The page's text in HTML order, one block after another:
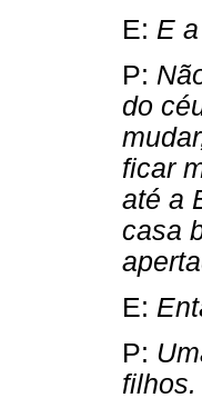
E: E
P:
do
ficar
até a
casa
E:
P: